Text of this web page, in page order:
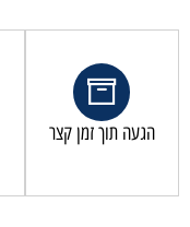
הגעה תוך זמן קצר